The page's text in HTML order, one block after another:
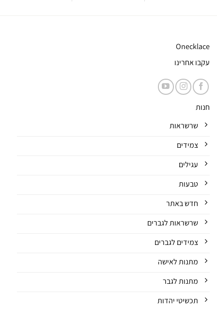
Onecklace
עקבו אחרינו
חנות
שרשראות
צמידים
עגילים
טבעות
חדש באתר
שרשראות לגברים
צמידים לגברים
מתנות לאישה
מתנות לגבר
תכשיטי יהדות